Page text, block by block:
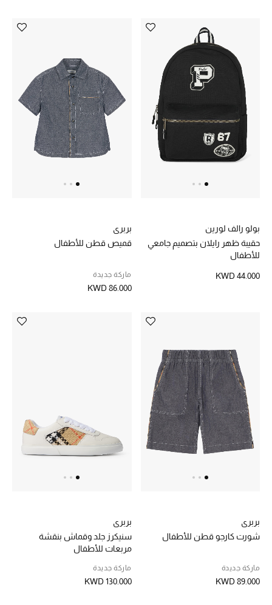
بولو رالف لورين
حقيبة ظهر رايلان بتصميم جامعي
للأطفال
KWD 44.000
بربري
قميص قطن للأطفال
ماركة جديدة
KWD 86.000
بربري
شورت كارجو قطن للأطفال
ماركة جديدة
KWD 89.000
بربري
سنيكرز جلد وقماش بنقشة
مربعات للأطفال
ماركة جديدة
KWD 130.000